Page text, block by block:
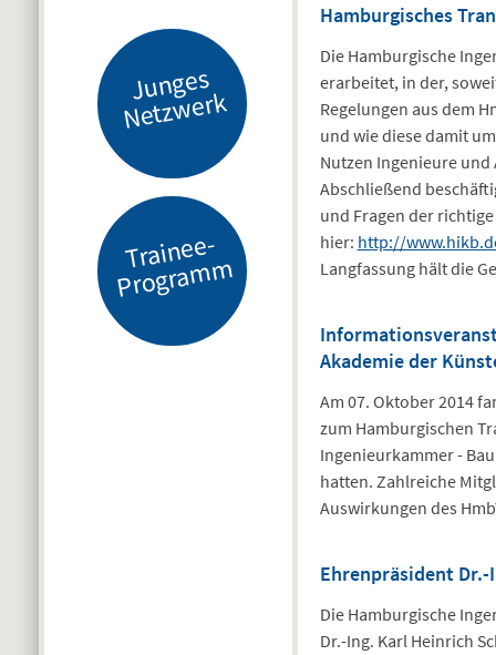
J
u
n
g
es
N
etz
w
er
k
Tr
ai
n
e
e-
Pr
o
gr
a
m
m
Hamburgisches
Die Hamburgische
erarbeitet, in der,
Regelungen aus dem
und wie diese damit
Nutzen Ingenieure
Abschließend
und Fragen der
hier: http://
Langfassung hält die
Akademie der
Am 07. Oktober 2014
zum Hamburgischen
Ingenieurkammer -
hatten. Zahlreiche
Auswirkungen des
Ehrenpräsident
Die Hamburgische
Dr.-Ing. Karl Heinrich